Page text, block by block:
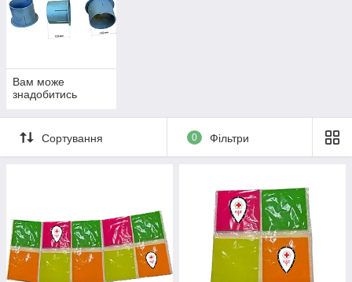
Вам може
знадобитись
Сортування 0 Фільтри